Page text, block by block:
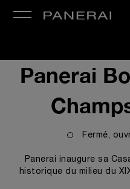
Panerai
Fermé,
Panerai inaugure sa
historique du milieu du